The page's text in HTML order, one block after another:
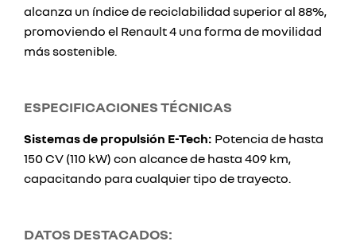
alcanza un índice de reciclabilidad superior al 88%,
promoviendo el Renault 4 una forma de movilidad
más sostenible.
ESPECIFICACIONES TÉCNICAS
Sistemas de propulsión E-Tech: Potencia de hasta
150 CV (110 kW) con alcance de hasta 409 km,
capacitando para cualquier tipo de trayecto.
DATOS DESTACADOS: